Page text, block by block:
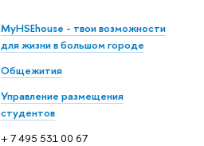
MyHSEhouse - твои возможности
для жизни в большом городе
Общежития
Управление размещения
студентов
+ 7 495 531 00 67